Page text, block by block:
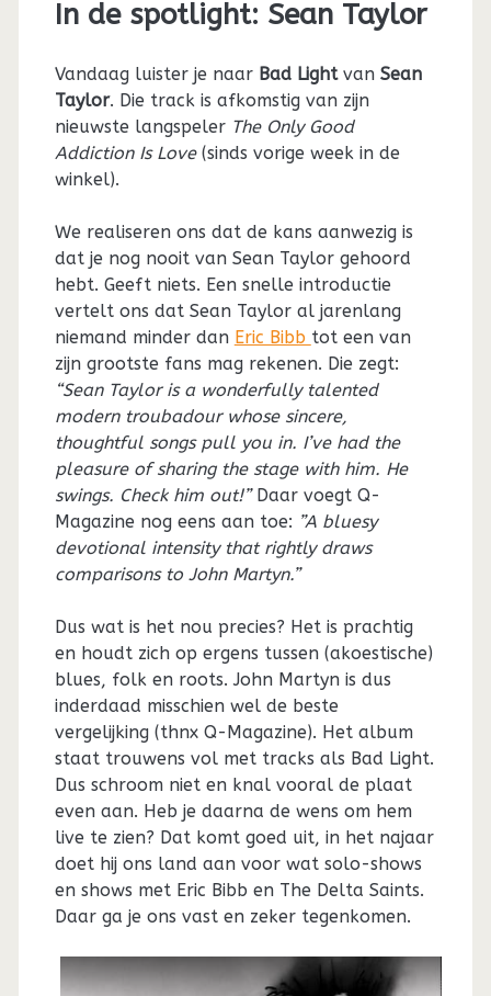
In de spotlight: Sean Taylor
Vandaag luister je naar Bad Lightvan Sean
Taylor. Die track is afkomstig van zijn
nieuwste langspeler The Only Good
Addiction Is Love(sinds vorige week in de
winkel).
We realiseren ons dat de kans aanwezig is
dat je nog nooit van Sean Taylor gehoord
hebt. Geeft niets. Een snelle introductie
vertelt ons dat Sean Taylor al jarenlang
niemand minder dan Eric Bibb tot een van
zijn grootste fans mag rekenen. Die zegt:
“Sean Taylor is a wonderfully talented
modern troubadour whose sincere,
thoughtful songs pull you in. I’ve had the
pleasure of sharing the stage with him. He
swings. Check him out!”Daar voegt Q-
Magazine nog eens aan toe: ”A bluesy
devotional intensity that rightly draws
comparisons to John Martyn.”
Dus wat is het nou precies? Het is prachtig
en houdt zich op ergens tussen (akoestische)
blues, folk en roots. John Martyn is dus
inderdaad misschien wel de beste
vergelijking (thnx Q-Magazine). Het album
staat trouwens vol met tracks als Bad Light.
Dus schroom niet en knal vooral de plaat
even aan. Heb je daarna de wens om hem
live te zien? Dat komt goed uit, in het najaar
doet hij ons land aan voor wat solo-shows
en shows met Eric Bibb en The Delta Saints.
Daar ga je ons vast en zeker tegenkomen.